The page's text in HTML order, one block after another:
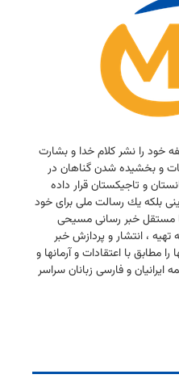
خود را نشر كلام خدا و بشارت
و بخشیده شدن گناهان در
و تاجیكستان قرار داده
بلكه یك رسالت ملی برای خود
مستقل خبر رسانی مسیحی
، انتشار و پردازش خبر
مطابق با اعتقادات و آرمانها و
و فارسی زبانان سراسر